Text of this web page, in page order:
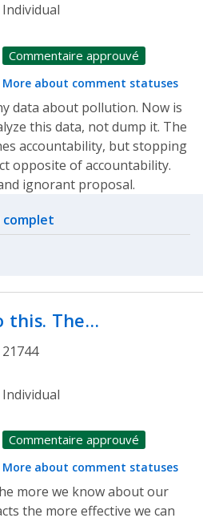
Individual
Commentaire approuvé
More about comment statuses
data about pollution. Now is
this data, not dump it. The
accountability, but stopping
opposite of accountability.
ignorant proposal.
complet
this. The…
21744
Individual
Commentaire approuvé
More about comment statuses
more we know about our
the more effective we can